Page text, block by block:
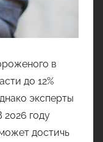
в
до 12%
эксперты
2026 году
достичь